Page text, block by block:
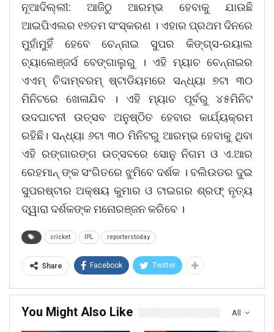
ନୂଆଦିଲ୍ଲୀ: ଆଜିଠୁ ଆରମ୍ଭ ହେବାକୁ ଯାଉଛି
ଆଇପିଏଲର ୧୭ତମ ସଂସ୍କରଣ । ଏହାର ପ୍ରଥମ ଦିନରେ
ମୁହାଁମୁହିଁ ହେବେ ଚେନ୍ନାଇ ସୁପର କିଙ୍ଗ୍ସ-ରୟାଲ
ଚ୍ୟାଲେଞ୍ଜର୍ସ ବେଙ୍ଗାଲୁରୁ । ଏହି ମ୍ୟାଚ ଚେନ୍ନାଇର
ଏଏମ୍ ଚିଦାମ୍ବରମ୍ ଷ୍ଟାଡିୟମରେ ସନ୍ଧ୍ୟା ୭ଟା ୩୦
ମିନିଟରେ ଖେଳାଯିବ । ଏହି ମ୍ୟାଚ ପୂର୍ବରୁ ୪୫ମିନିଟ
ଉଦଘାଟନୀ ଉତ୍ସବ ଅନୁଷ୍ଠିତ ହେବାର କାର୍ଯ୍ୟକ୍ରମ
ରହିଛି। ସନ୍ଧ୍ୟା ୬ଟା ୩୦ ମିନିଟରୁ ଆରମ୍ଭ ହେବାକୁ ଥିବା
ଏହି ରଙ୍ଗାରଙ୍ଗ ଉତ୍ସବରେ ସୋନୁ ନିଗମ ଓ ଏ.ଆର
ରେହମାନ୍ ଙ୍କ ସଂଗିତରେ ଝୁମିବେ ଦର୍ଶକ । ବଲିଉଡର ଦୁଇ
ସୁପରଷ୍ଟାର ଅକ୍ଷୟ କୁମାର ଓ ଟାଇଗର ଶ୍ରଫ୍ ନୃତ୍ୟ
ଦ୍ୱାରା ଦର୍ଶକଙ୍କ ମନୋରଞ୍ଜନ କରିବେ ।
cricket IPL reporterstoday
Share Facebook Twitter
All
You Might Also Like